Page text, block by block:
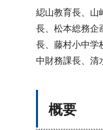
綛山教育長、山
長、松本総務企
長、藤村小中学
中財務課長、清
概要